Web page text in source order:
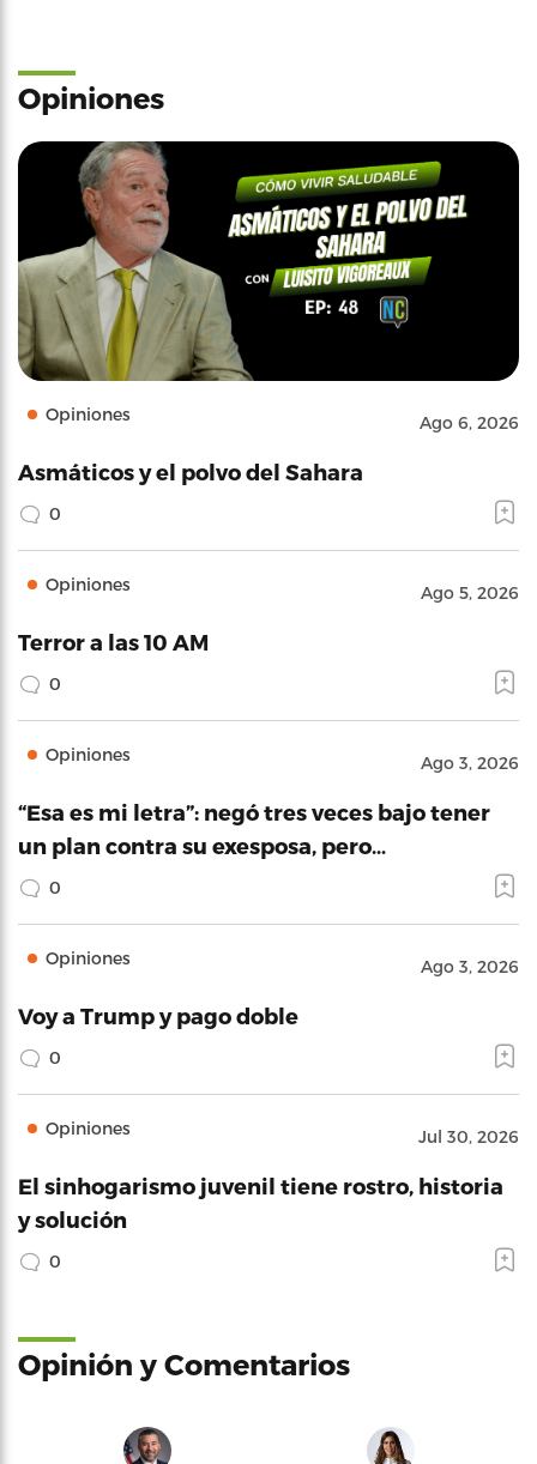
Opiniones
Opiniones Ago 6, 2026
Asmáticos y el polvo del Sahara
0
Opiniones Ago 5, 2026
Terror a las 10 AM
0
Opiniones Ago 3, 2026
“Esa es mi letra”: negó tres veces bajo tener
un plan contra su exesposa, pero…
0
Opiniones Ago 3, 2026
Voy a Trump y pago doble
0
Opiniones Jul 30, 2026
El sinhogarismo juvenil tiene rostro, historia
y solución
0
Opinión y Comentarios